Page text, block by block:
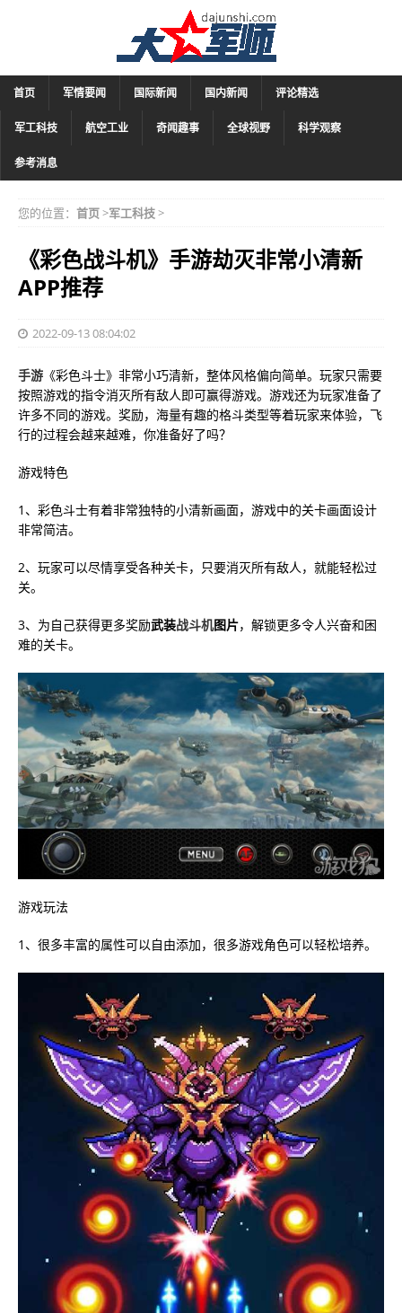
首页 军情要闻 国际新闻 国内新闻 评论精选
军工科技 航空工业 奇闻趣事 全球视野 科学观察
参考消息
您的位置： 首页>军工科技>
《彩色战斗机》手游劫灭非常小清新
APP推荐
2022-09-13 08:04:02
手游 《彩色斗士》非常小巧清新，整体风格偏向简单。玩家只需要
按照游戏的指令消灭所有敌人即可赢得游戏。游戏还为玩家准备了
许多不同的游戏。奖励，海量有趣的格斗类型等着玩家来体验，飞
行的过程会越来越难，你准备好了吗？
游戏特色
1、彩色斗士有着非常独特的小清新画面，游戏中的关卡画面设计
非常简洁。
2、玩家可以尽情享受各种关卡，只要消灭所有敌人，就能轻松过
关。
3、为自己获得更多奖励武装战斗机图片，解锁更多令人兴奋和困
难的关卡。
游戏玩法
1、很多丰富的属性可以自由添加，很多游戏角色可以轻松培养。